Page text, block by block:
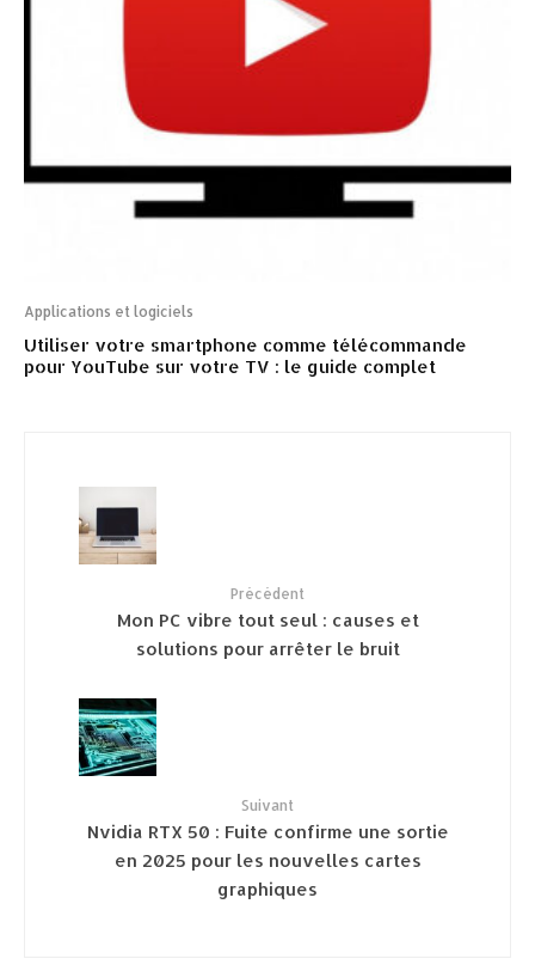
Applications et logiciels
Utiliser votre smartphone comme télécommande
pour YouTube sur votre TV : le guide complet
Précédent
Mon PC vibre tout seul : causes et
solutions pour arrêter le bruit
Suivant
Nvidia RTX 50 : Fuite confirme une sortie
en 2025 pour les nouvelles cartes
graphiques